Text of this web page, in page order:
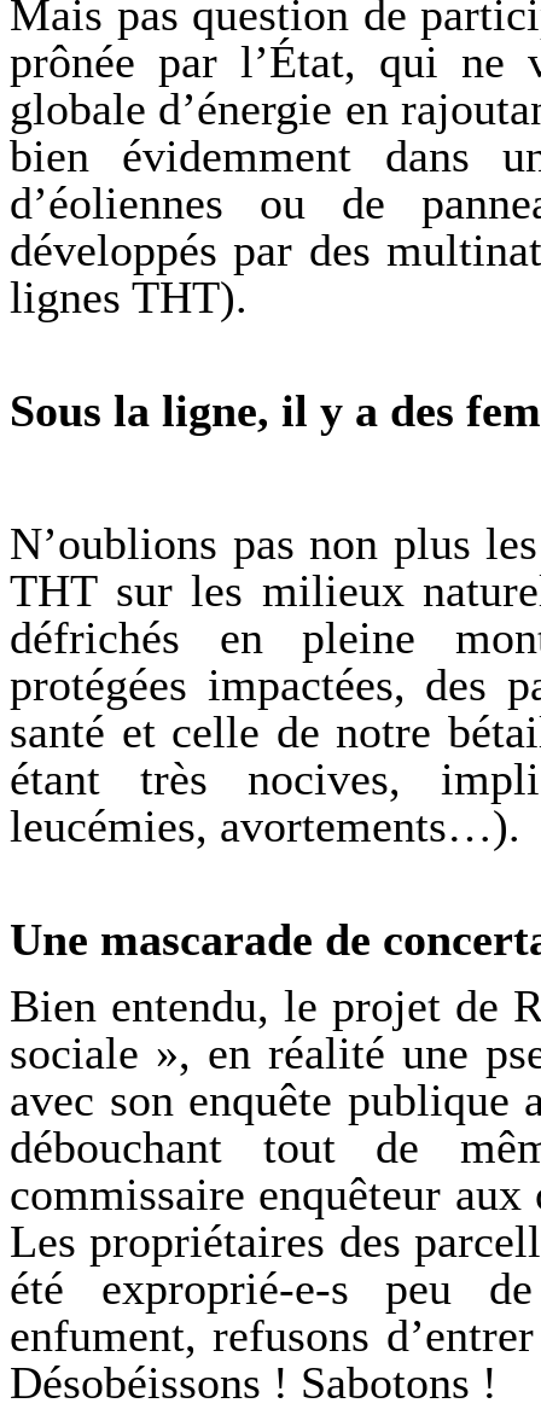
Mais pas question de
prônée par l’État, qui ne
globale d’énergie en
bien évidemment dans
d’éoliennes ou de
développés par des
lignes THT).
Sous la ligne, il y a des
N’oublions pas non plus
THT sur les milieux
défrichés en pleine
protégées impactées, des
santé et celle de notre
étant très nocives,
leucémies, avortements…).
Une mascarade de
Bien entendu, le projet de
sociale », en réalité une
avec son enquête publique
débouchant tout de
commissaire enquêteur aux
Les propriétaires des
été exproprié-e-s peu
enfument, refusons
Désobéissons ! Sabotons !